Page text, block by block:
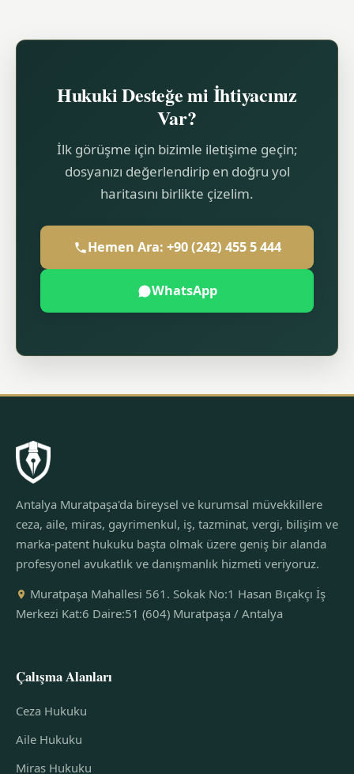
Hukuki Desteğe mi İhtiyacınız
Var?
İlk görüşme için bizimle iletişime geçin;
dosyanızı değerlendirip en doğru yol
haritasını birlikte çizelim.
Hemen Ara: +90 (242) 455 5 444
WhatsApp
Antalya Muratpaşa'da bireysel ve kurumsal müvekkillere
ceza, aile, miras, gayrimenkul, iş, tazminat, vergi, bilişim ve
marka-patent hukuku başta olmak üzere geniş bir alanda
profesyonel avukatlık ve danışmanlık hizmeti veriyoruz.
Muratpaşa Mahallesi 561. Sokak No:1 Hasan Bıçakçı İş
Merkezi Kat:6 Daire:51 (604) Muratpaşa / Antalya
Çalışma Alanları
Ceza Hukuku
Aile Hukuku
Miras Hukuku